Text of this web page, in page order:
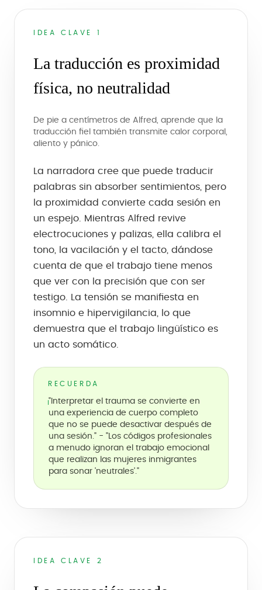
IDEA CLAVE 1
La traducción es proximidad
física, no neutralidad
De pie a centímetros de Alfred, aprende que la
traducción fiel también transmite calor corporal,
aliento y pánico.
La narradora cree que puede traducir
palabras sin absorber sentimientos, pero
la proximidad convierte cada sesión en
un espejo. Mientras Alfred revive
electrocuciones y palizas, ella calibra el
tono, la vacilación y el tacto, dándose
cuenta de que el trabajo tiene menos
que ver con la precisión que con ser
testigo. La tensión se manifiesta en
insomnio e hipervigilancia, lo que
demuestra que el trabajo lingüístico es
un acto somático.
RECUERDA
"Interpretar el trauma se convierte en
una experiencia de cuerpo completo
que no se puede desactivar después de
una sesión." - "Los códigos profesionales
a menudo ignoran el trabajo emocional
que realizan las mujeres inmigrantes
para sonar 'neutrales'."
IDEA CLAVE 2